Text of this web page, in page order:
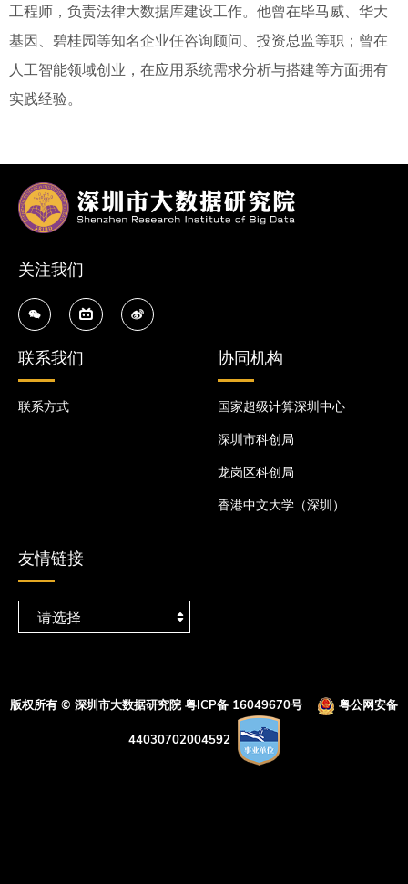
工程师，负责法律大数据库建设工作。他曾在毕马威、华大
基因、碧桂园等知名企业任咨询顾问、投资总监等职；曾在
人工智能领域创业，在应用系统需求分析与搭建等方面拥有
实践经验。
关注我们
联系我们
联系方式
协同机构
国家超级计算深圳中心
深圳市科创局
龙岗区科创局
香港中文大学（深圳）
友情链接
版权所有 © 深圳市大数据研究院 粤ICP备 16049670号 粤公网安备
44030702004592